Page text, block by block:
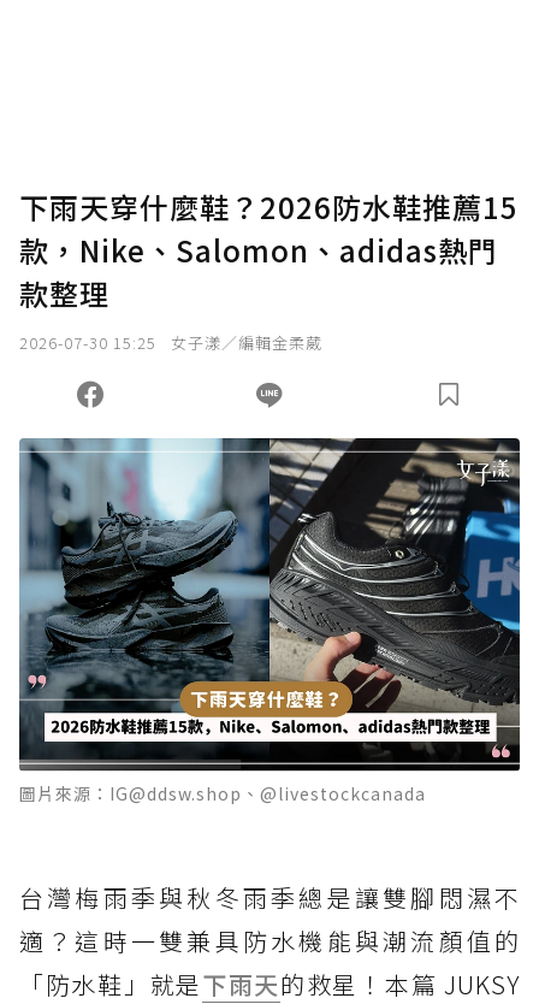
下雨天穿什麼鞋？2026防水鞋推薦15
款，Nike、Salomon、adidas熱門
款整理
2026-07-30 15:25 女子漾／編輯金柔葳
圖片來源：IG@ddsw.shop、@livestockcanada
台灣梅雨季與秋冬雨季總是讓雙腳悶濕不
適？這時一雙兼具防水機能與潮流顏值的
「防水鞋」就是下雨天的救星！本篇 JUKSY